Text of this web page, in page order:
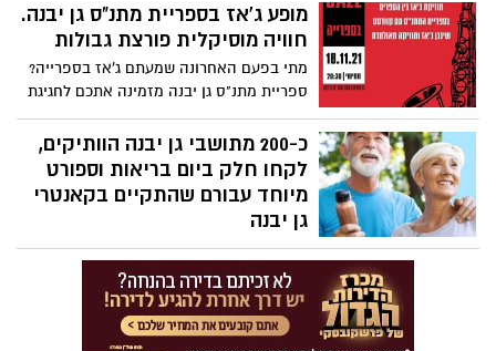
מיוחד. הערב נפתח בקבלת פנים בכניסה
למתנ"ס עם מוזיקת רקע, דוכני יוצרים ויוצרות,
קפה ומאפה לאחר מכן, הועלתה ההצגה
המרגשת "סתמי ת'פה" הכוללת עדויות אישיות
מופע ג'אז בספריית מתנ"ס גן יבנה.
חוויה מוסיקלית פורצת גבולות
מתי בפעם האחרונה שמעתם ג'אז בספרייה?
ספריית מתנ"ס גן יבנה מזמינה אתכם לחגיגת
מוסיקת ג'אז בין הספרים עם קוורטט שינגן
ג'אז ומוסיקה מאולתרת.
כ-200 מתושבי גן יבנה הוותיקים,
לקחו חלק ביום בריאות וספורט
מיוחד עבורם שהתקיים בקאנטרי
גן יבנה
ביום שלישי האחרון 2/11/2021 התקיים יום
בריאות וספורט לאזרחים ותיקים במרכז
הנופש והספורט GYM. במסגרת היום המיוחד,
נהנו מפעילויות שונות, הרצאה, ארוחת צהריים
ושי מפנק.